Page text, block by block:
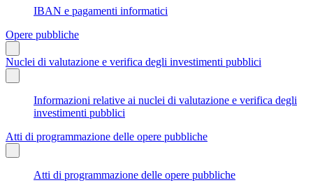
IBAN e pagamenti informatici
Opere pubbliche
Nuclei di valutazione e verifica degli investimenti pubblici
Informazioni relative ai nuclei di valutazione e verifica degli
investimenti pubblici
Atti di programmazione delle opere pubbliche
Atti di programmazione delle opere pubbliche